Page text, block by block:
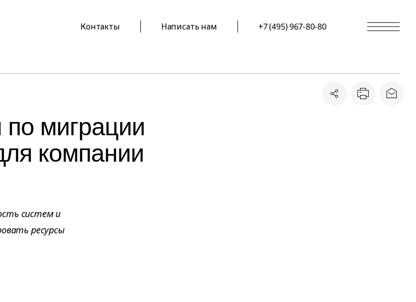
Контакты Написать нам +7 (495) 967-80-80
миграции
компании
систем и
ресурсы